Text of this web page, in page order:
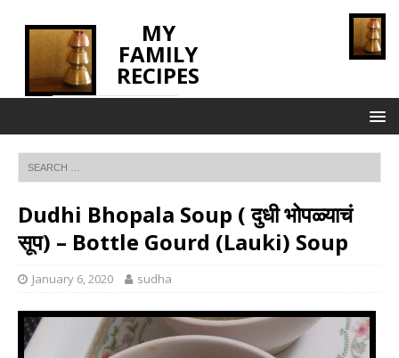
MY
FAMILY
RECIPES
Dudhi Bhopala Soup ( दुधी भोपळ्याचं
सूप) – Bottle Gourd (Lauki) Soup
January 6, 2020 sudha